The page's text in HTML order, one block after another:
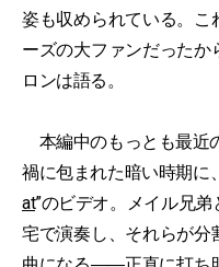
姿も収められている。こ
ーズの大ファンだったか
ロンは語る。
本編中のもっとも最近
禍に包まれた暗い時期に
at”のビデオ。メイル兄
宅で演奏し、それらが分